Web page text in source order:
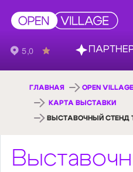
ГЛАВНАЯ OPEN
КАРТА ВЫСТАВКИ
ВЫСТАВОЧНЫЙ СТЕНД